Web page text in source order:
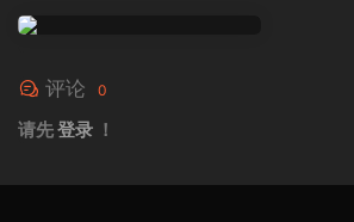
评论 0
请先登录 ！